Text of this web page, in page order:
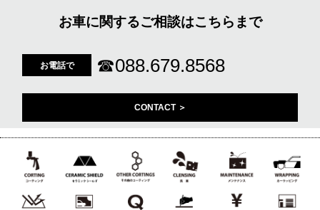
お車に関するご相談はこちらまで
お電話で ☎088.679.8568
CONTACT ＞